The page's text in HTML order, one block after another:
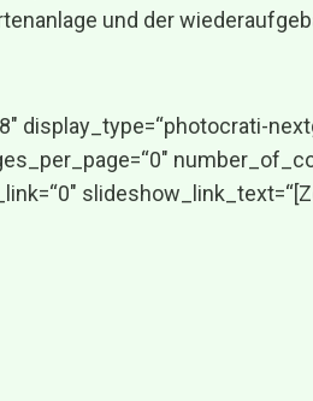
und der
display_type=“photocrati-